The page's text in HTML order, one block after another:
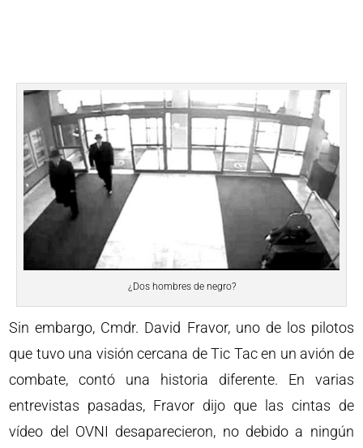
¿Dos hombres de negro?
Sin embargo, Cmdr. David Fravor, uno de los pilotos
que tuvo una visión cercana de Tic Tac en un avión de
combate, contó una historia diferente. En varias
entrevistas pasadas, Fravor dijo que las cintas de
vídeo del OVNI desaparecieron, no debido a ningún